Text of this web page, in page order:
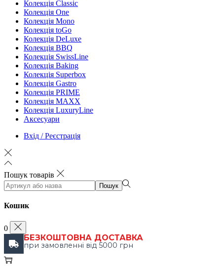
Колекція Classic
Колекція One
Колекція Mono
Колекція toGo
Колекція DeLuxe
Колекція BBQ
Колекція SwissLine
Колекція Baking
Колекція Superbox
Колекція Gastro
Колекція PRIME
Колекція MAXX
Колекція LuxuryLine
Аксесуари
Вхід / Реєстрація
Пошук товарів
Пошук
Кошик
0
БЕЗКОШТОВНА ДОСТАВКА
при замовленні від 5000 грн